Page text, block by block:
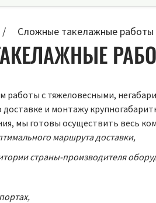
Сложные такелажные
работы с тяжеловесными,
доставке и монтажу
мы готовы осуществить весь
маршрута доставки,
страны-производителя